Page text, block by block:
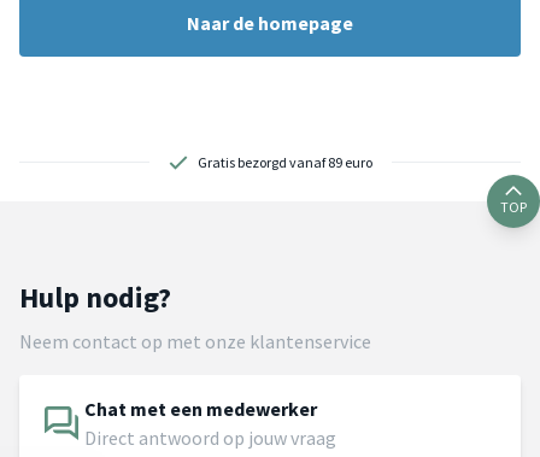
Naar de homepage
Gratis bezorgd vanaf 89 euro
TOP
Hulp nodig?
Neem contact op met onze klantenservice
Chat met een medewerker
Direct antwoord op jouw vraag